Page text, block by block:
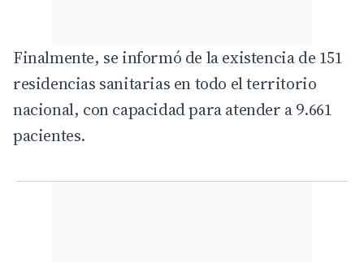
Finalmente, se informó de la existencia de 151
residencias sanitarias en todo el territorio
nacional, con capacidad para atender a 9.661
pacientes.